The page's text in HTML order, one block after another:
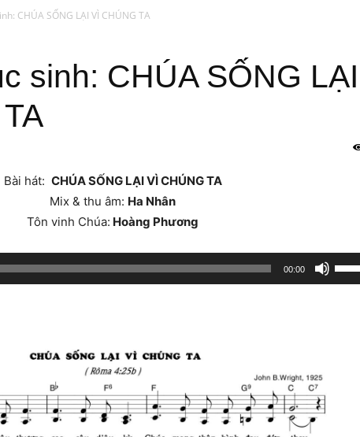
CHÚA SỐNG LẠI VÌ CHÚNG TA
sinh: CHÚA SỐNG LẠI
Bài hát: CHÚA SỐNG LẠI VÌ CHÚNG TA
Mix & thu âm: Ha Nhân
Tôn vinh Chúa: Hoàng Phương
00:00
dụng